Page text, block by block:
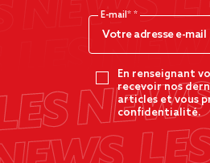
E-mail*
En renseignant
recevoir nos
articles et vous
confidentialité.